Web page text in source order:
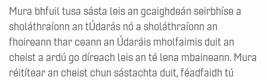
Mura bhfuil tusa sásta leis an gcaighdeán seirbhíse a
sholáthraíonn an tÚdarás nó a sholáthraíonn an
fhoireann thar ceann an Údaráis mholfaimis duit an
cheist a ardú go díreach leis an té lena mbaineann. Mura
réitítear an cheist chun sástachta duit, féadfaidh tú